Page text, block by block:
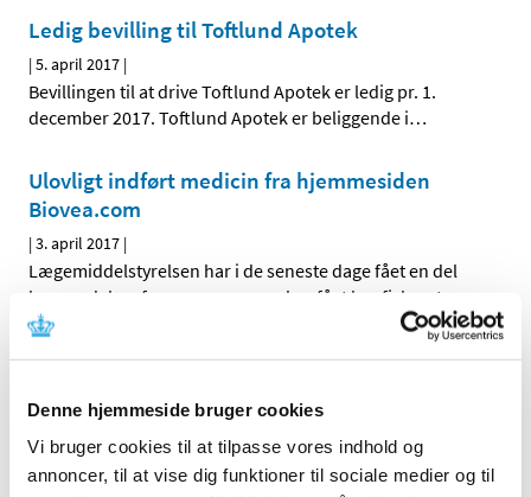
Denne hjemmeside bruger cookies
Vi bruger cookies til at tilpasse vores indhold og
annoncer, til at vise dig funktioner til sociale medier og til
Ledig bevilling til Toftlund Apotek
|5. april 2017 |
Bevillingen til at drive Toftlund Apotek er ledig pr. 1.
december 2017. Toftlund Apotek er beliggende i…
Ulovligt indført medicin fra hjemmesiden
Biovea.com
|3. april 2017 |
Lægemiddelstyrelsen har i de seneste dage fået en del
henvendelser fra personer, som har fået konfiskeret
TID
2026 (84)
2025 (158)